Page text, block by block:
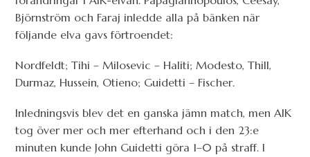
Björnström och Faraj inledde alla på bänken när
följande elva gavs förtroendet:
Nordfeldt; Tihi – Milosevic – Haliti; Modesto, Thill,
Durmaz, Hussein, Otieno; Guidetti – Fischer.
Inledningsvis blev det en ganska jämn match, men AIK
tog över mer och mer efterhand och i den 23:e
minuten kunde John Guidetti göra 1–0 på straff. I